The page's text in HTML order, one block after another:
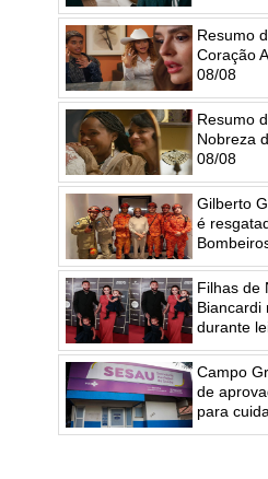
Resumo
Coração
08/08
Resumo
Nobreza
08/08
Gilberto
é
Filhas de
Biancardi
durante
Campo
de
para